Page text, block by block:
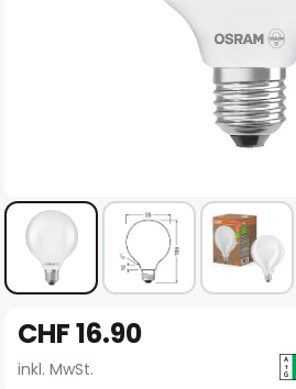
Anfang
der
CHF 16.90
inkl. MwSt.